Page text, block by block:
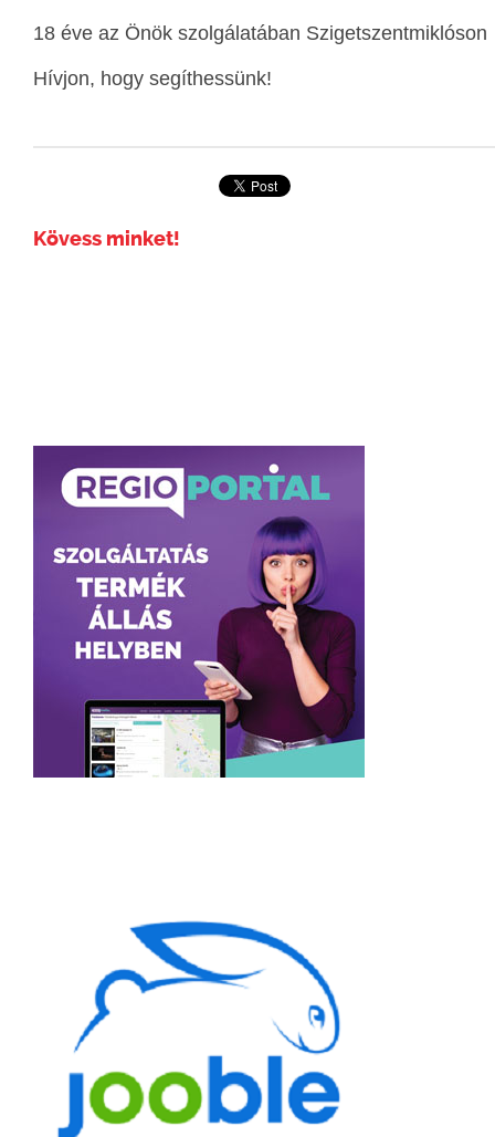
18 éve az Önök szolgálatában Szigetszentmiklóson
Hívjon, hogy segíthessünk!
Kövess minket!